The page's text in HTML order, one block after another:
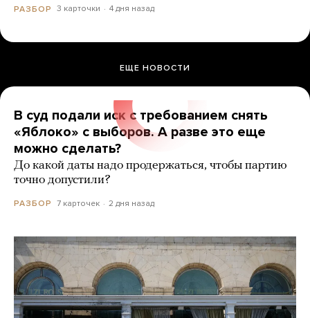
РАЗБОР 3 карточки 4 дня назад
ЕЩЕ НОВОСТИ
В суд подали иск с требованием снять
«Яблоко» с выборов. А разве это еще
можно сделать?
До какой даты надо продержаться, чтобы партию
точно допустили?
РАЗБОР 7 карточек 2 дня назад